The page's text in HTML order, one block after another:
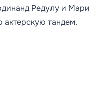
Редулу и Мари
тандем.